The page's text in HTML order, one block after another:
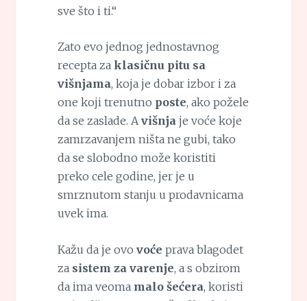
sve što i ti.“
Zato evo jednog jednostavnog
recepta za klasičnu pitu sa
višnjama, koja je dobar izbor i za
one koji trenutno poste, ako požele
da se zaslade. Avišnja je voće koje
zamrzavanjem ništa ne gubi, tako
da se slobodno može koristiti
preko cele godine, jer je u
smrznutom stanju u prodavnicama
uvek ima.
Kažu da je ovo voće prava blagodet
za sistem za varenje, a s obzirom
da ima veoma malo šećera, koristi